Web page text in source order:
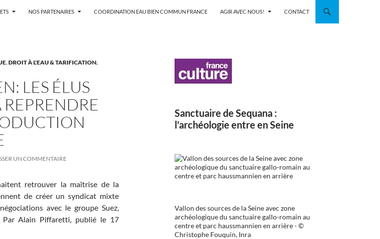
NOS PARTENAIRES COORDINATION EAU BIEN COMMUN FRANCE AGIR AVEC NOUS! CONTACT
,DROIT À L'EAU & TARIFICATION,
LES ÉLUS
UN COMMENTAIRE
retrouver la maîtrise de la
de créer un syndicat mixte
avec le groupe Suez,
Par Alain Piffaretti, publié le 17
Sanctuaire de Sequana :
l'archéologie entre en Seine
Vallon des sources de la Seine avec zone
archéologique du sanctuaire gallo-romain au
centre et parc haussmannien en arrière - ©
Christophe Fouquin, Inra